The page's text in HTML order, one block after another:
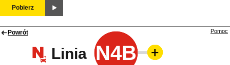
Pobierz
Powrót
Linia N4B
Pomoc